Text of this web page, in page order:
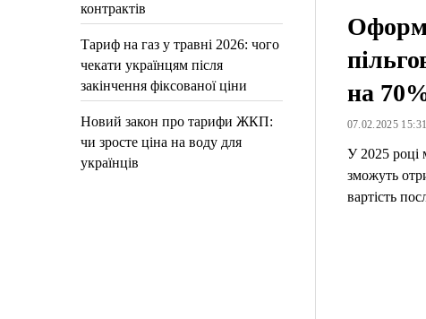
контрактів
Тариф на газ у травні 2026: чого
чекати українцям після
закінчення фіксованої ціни
Новий закон про тарифи ЖКП:
чи зросте ціна на воду для
українців
на
07.02.2025
У 2025 році
зможуть
вартість